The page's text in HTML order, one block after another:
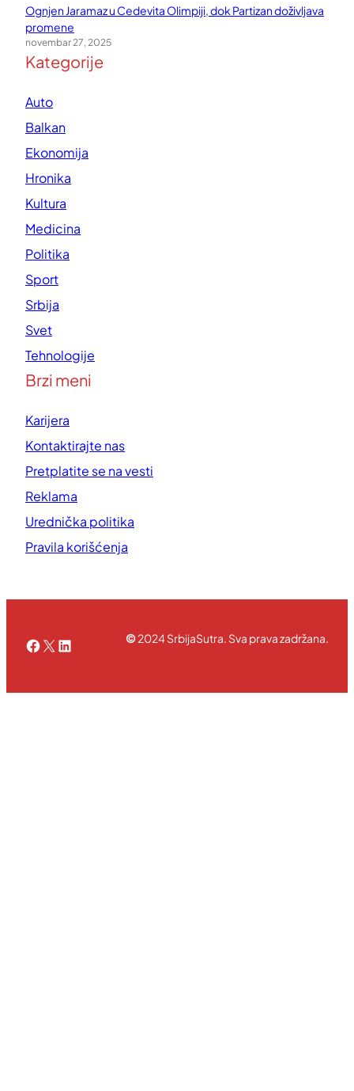
Ognjen Jaramaz u Cedevita Olimpiji, dok Partizan doživljava
promene
novembar 27, 2025
Kategorije
Auto
Balkan
Ekonomija
Hronika
Kultura
Medicina
Politika
Sport
Srbija
Svet
Tehnologije
Brzi meni
Karijera
Kontaktirajte nas
Pretplatite se na vesti
Reklama
Urednička politika
Pravila korišćenja
Facebook
X LinkedIn©2024 SrbijaSutra. Sva prava zadržana.